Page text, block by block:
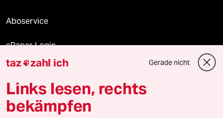
Aboservice
ePaper Login
Downloads für Abonnierende
© 2026 taz Verlags und Vertriebs GmbH
taz zahl ich Gerade nicht
Links lesen, rechts
bekämpfen